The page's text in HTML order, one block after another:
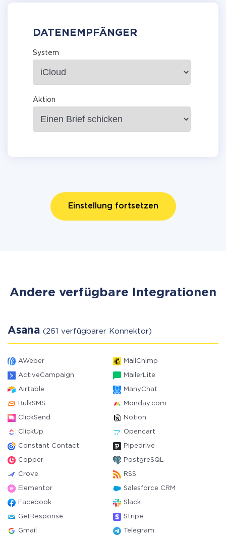
DATENEMPFÄNGER
System
Aktion
Einstellung fortsetzen
Andere verfügbare Integrationen
Asana (261 verfügbarer Konnektor)
AWeber MailChimp
ActiveCampaign MailerLite
Airtable ManyChat
BulkSMS Monday.com
ClickSend Notion
ClickUp Opencart
Constant Contact Pipedrive
Copper PostgreSQL
Crove RSS
Elementor Salesforce CRM
Facebook Slack
GetResponse Stripe
Gmail Telegram